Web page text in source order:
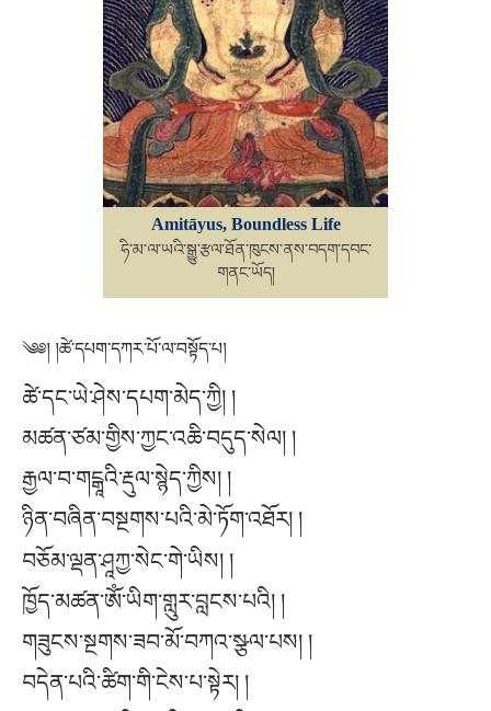
Amitāyus, Boundless Life
ཧི་མ་ལ་ཡའི་སྒྱུ་རྩལ་ཐོན་ཁུངས་ནས་བདག་དབང་
གནང་ཡོད།
༄༅། །ཚེ་དཔག་དཀར་པོ་ལ་བསྟོད་པ།
ཚེ་དང་ཡེ་ཤེས་དཔག་མེད་ཀྱི། །
མཚན་ཙམ་གྱིས་ཀྱང་འཆི་བདུད་སེལ། །
རྒྱལ་བ་གངྒཱའི་རྡུལ་སྙེད་ཀྱིས། །
ཉིན་བཞིན་བསྔགས་པའི་མེ་ཏོག་འཐོར། །
བཅོམ་ལྡན་ཤཱཀྱ་སེང་གེ་ཡིས། །
ཁྱོད་མཚན་ཨོཾ་ཡིག་གླུར་བླངས་པའི། །
གཟུངས་སྔགས་ཟབ་མོ་བཀའ་སྩལ་པས། །
བདེན་པའི་ཚིག་གི་ངེས་པ་སྟེར། །